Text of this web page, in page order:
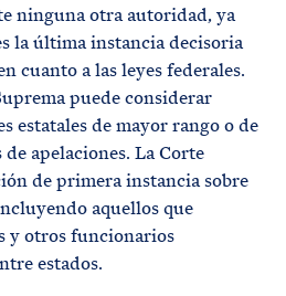
ninguna otra autoridad, ya
la última instancia decisoria
cuanto a las leyes federales.
puede considerar
estatales de mayor rango o de
apelaciones. La Corte
de primera instancia sobre
aquellos que
y otros funcionarios
estados.